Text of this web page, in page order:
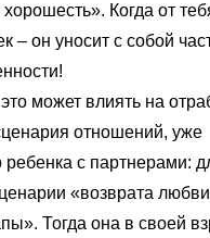
Когда от
– он уносит с собой
может влиять на
отношений, уже
ребенка с партнерами:
«возврата любви
Тогда она в своей